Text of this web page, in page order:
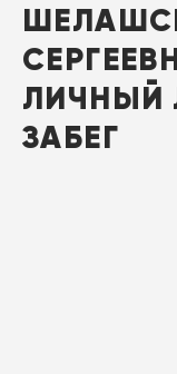
ЛИЧНЫЙ
ЗАБЕГ